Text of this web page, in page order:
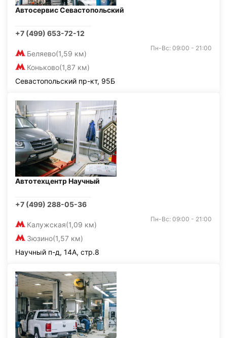
Автосервис Севастопольский
+7 (499) 653-72-12
Беляево(1,59 км)
Коньково(1,87 км)
Пн-Вс: 09:00 - 21:00
Севастопольский пр-кт, 95Б
Автотехцентр Научный
+7 (499) 288-05-36
Калужская(1,09 км)
Зюзино(1,57 км)
Пн-Вс: 09:00 - 21:00
Научный п-д, 14А, стр.8